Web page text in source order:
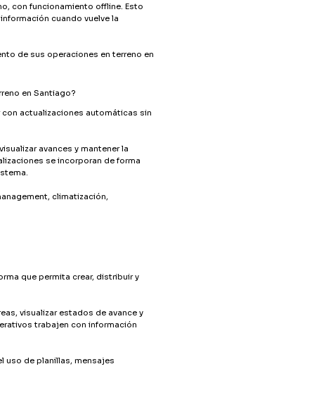
con funcionamiento offline. Esto
cuando vuelve la
de sus operaciones en terreno en
en Santiago?
con actualizaciones automáticas sin
avances y mantener la
se incorporan de forma
climatización,
que permita crear, distribuir y
visualizar estados de avance y
trabajen con información
uso de planillas, mensajes